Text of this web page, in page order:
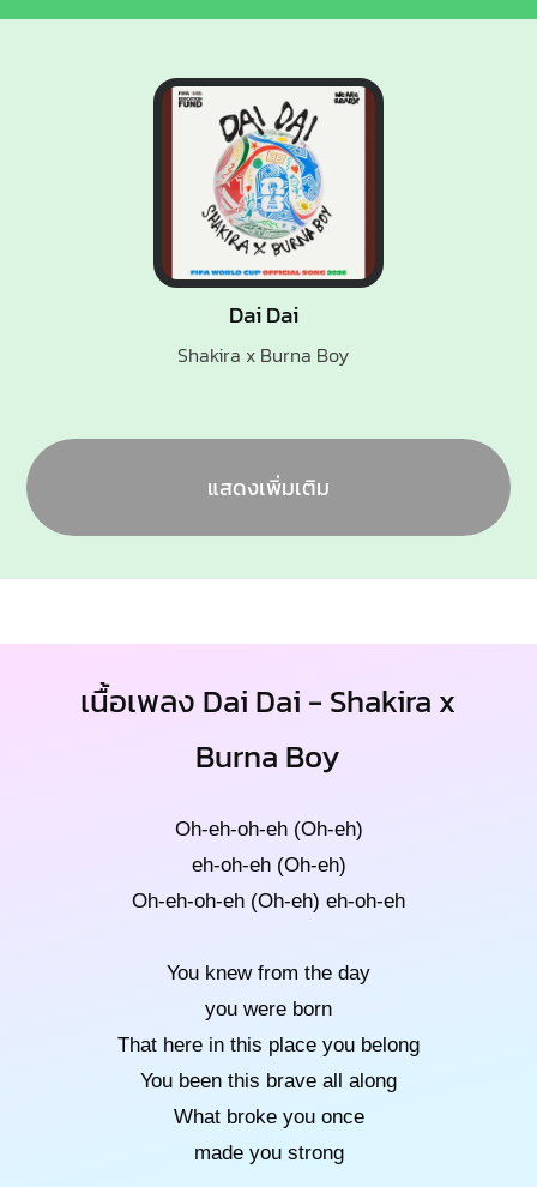
Dai Dai
Shakira x Burna Boy
แสดงเพิ่มเติม
เนื้อเพลง Dai Dai - Shakira x
Burna Boy
Oh-eh-oh-eh (Oh-eh)
eh-oh-eh (Oh-eh)
Oh-eh-oh-eh (Oh-eh) eh-oh-eh
You knew from the day
you were born
That here in this place you belong
You been this brave all along
What broke you once
made you strong